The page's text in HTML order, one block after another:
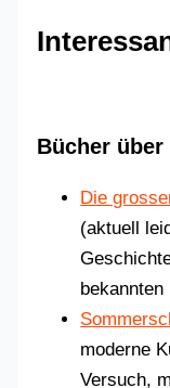
Bücher
Die
(aktuell
moderne
Versuch,